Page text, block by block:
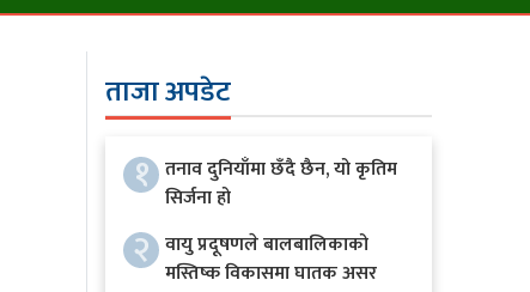
ताजा अपडेट
१ तनाव दुनियाँमा छँदै छैन, यो कृतिम
सिर्जना हो
२ वायु प्रदूषणले बालबालिकाको
मस्तिष्क विकासमा घातक असर